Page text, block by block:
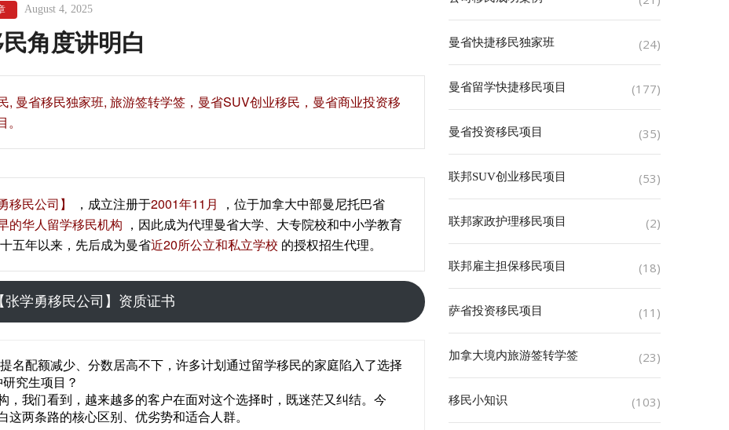
August 4, 2025
角度讲明白
, 曼省移民独家班, 旅游签转学签，曼省SUV创业移民，曼省商业投资移
移民公司】 ，成立注册于2001年11月
，位于加拿大中部曼尼托巴省
的华人留学移民机构 ，因此成为代理曼省大学、大专院校和中小学教育
十五年以来，先后成为曼省近20所公立和私立学校 的授权招生代理。
【张学勇移民公司】资质证书
名配额减少、分数居高不下，许多计划通过留学移民的家庭陷入了选择
究生项目？
，我们看到，越来越多的客户在面对这个选择时，既迷茫又纠结。今
两条路的核心区别、优劣势和适合人群。
曼省快捷移民独家班 (24)
曼省留学快捷移民项目 (177)
曼省投资移民项目 (35)
联邦SUV创业移民项目 (53)
联邦家政护理移民项目 (2)
联邦雇主担保移民项目 (18)
萨省投资移民项目 (11)
加拿大境内旅游签转学签 (23)
移民小知识 (103)